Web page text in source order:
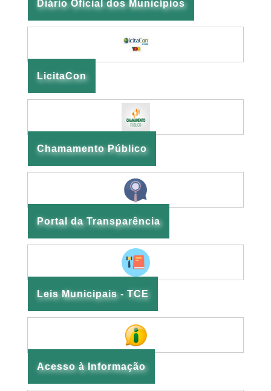
Diário Oficial dos Municípios
LicitaCon
Chamamento Público
Portal da Transparência
Leis Municipais - TCE
Acesso à Informação